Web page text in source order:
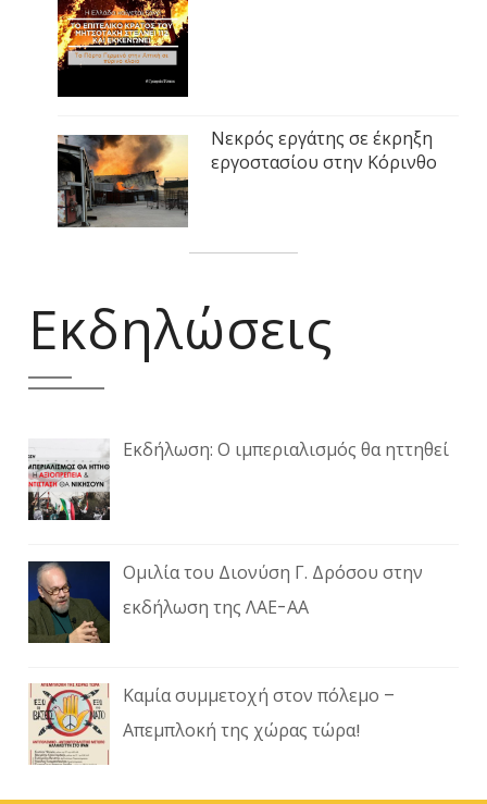
Νεκρός εργάτης σε έκρηξη
εργοστασίου στην Κόρινθο
Εκδηλώσεις
Εκδήλωση: Ο ιμπεριαλισμός θα ηττηθεί
Ομιλία του Διονύση Γ. Δρόσου στην
εκδήλωση της ΛΑΕ-ΑΑ
Καμία συμμετοχή στον πόλεμο –
Απεμπλοκή της χώρας τώρα!